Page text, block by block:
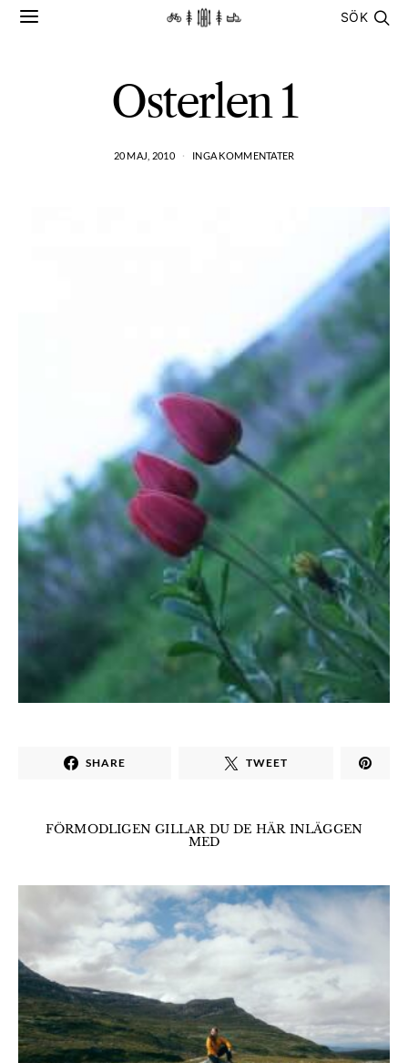
SÖK
Osterlen 1
20 MAJ, 2010 INGA KOMMENTATER
SHARE TWEET
FÖRMODLIGEN GILLAR DU DE HÄR INLÄGGEN
MED